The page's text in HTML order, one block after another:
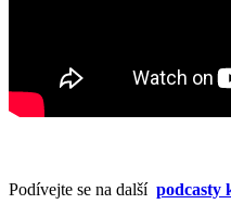
Podívejte se na další podcasty